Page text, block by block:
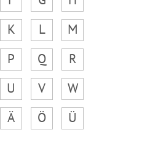
K L
M
P Q
R
U V
W
Ä Ö
Ü